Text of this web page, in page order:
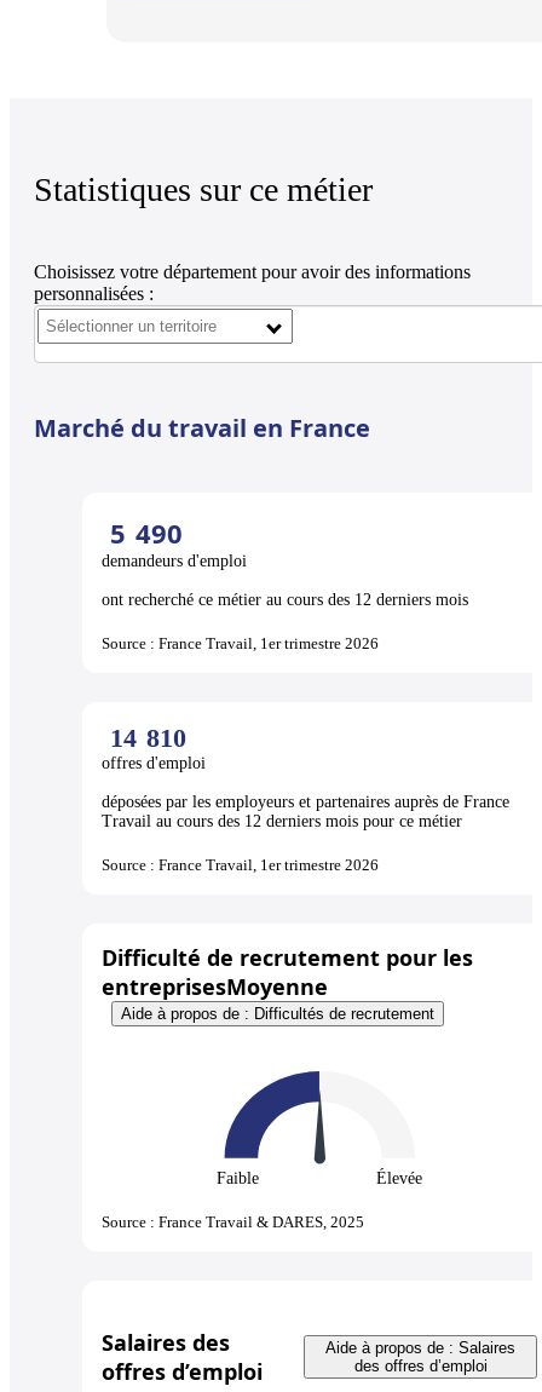
Statistiques sur ce métier
Choisissez votre département pour avoir des informations
personnalisées :
Marché du travail en France
5 490
demandeurs d'emploi
ont recherché ce métier au cours des 12 derniers mois
Source : France Travail, 1er trimestre 2026
14 810
offres d'emploi
déposées par les employeurs et partenaires auprès de France
Travail au cours des 12 derniers mois pour ce métier
Source : France Travail, 1er trimestre 2026
Difficulté de recrutement pour les
entreprisesMoyenne
Aide à propos de : Difficultés de recrutement
Faible Élevée
Source : France Travail & DARES, 2025
Salaires des
offres d’emploi
Aide à propos de : Salaires
des offres d’emploi